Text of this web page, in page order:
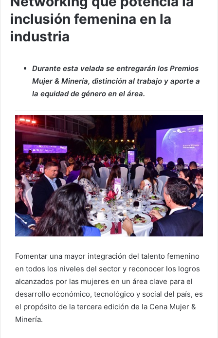
inclusión femenina en la
industria
Durante esta velada se entregarán los Premios
Mujer & Minería, distinción al trabajo y aporte a
la equidad de género en el área.
Fomentar una mayor integración del talento femenino
en todos los niveles del sector y reconocer los logros
alcanzados por las mujeres en un área clave para el
desarrollo económico, tecnológico y social del país, es
el propósito de la tercera edición de la Cena Mujer &
Minería.